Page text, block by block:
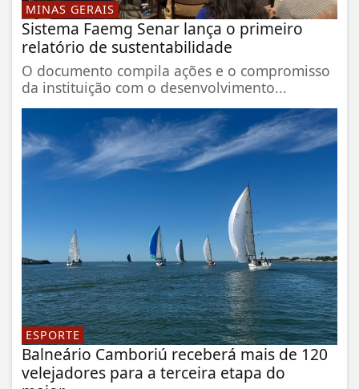
MINAS GERAIS
Sistema Faemg Senar lança o primeiro
relatório de sustentabilidade
O documento compila ações e o compromisso
da instituição com o desenvolvimento...
ESPORTE
Balneário Camboriú receberá mais de 120
velejadores para a terceira etapa do